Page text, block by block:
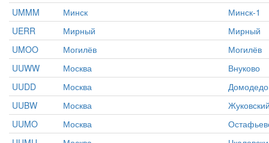
UMMM
Минск
Минск-1
UERR
Мирный
Мирный
UMOO
Могилёв
Могилёв
UUWW
Москва
Внуково
UUDD
Москва
UUBW
Москва
UUMO
Москва